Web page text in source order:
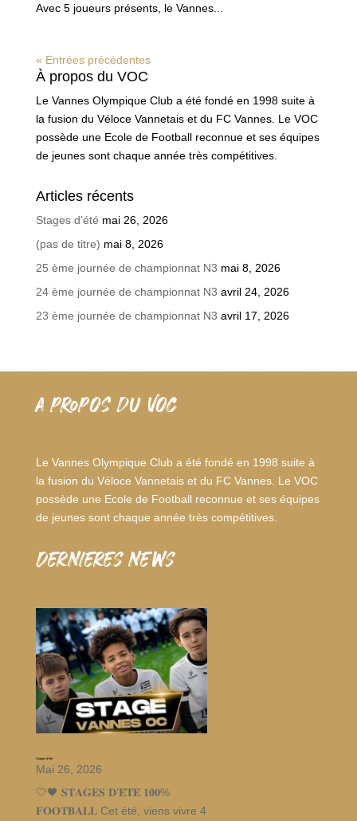
Avec 5 joueurs présents, le Vannes...
« Entrées précédentes
À propos du VOC
Le Vannes Olympique Club a été fondé en 1998 suite à
la fusion du Véloce Vannetais et du FC Vannes. Le VOC
possède une Ecole de Football reconnue et ses équipes
de jeunes sont chaque année très compétitives.
Articles récents
Stages d’été mai 26, 2026
(pas de titre) mai 8, 2026
25 ème journée de championnat N3 mai 8, 2026
24 ème journée de championnat N3 avril 24, 2026
23 ème journée de championnat N3 avril 17, 2026
A PROPOS DU VOC
Le Vannes Olympique Club a été fondé en 1998 suite à
la fusion du Véloce Vannetais et du FC Vannes. Le VOC
possède une Ecole de Football reconnue et ses équipes
de jeunes sont chaque année très compétitives.
dernieres news
Stages d’été
Mai 26, 2026
🤍🖤 𝐒𝐓𝐀𝐆𝐄𝐒 𝐃’𝐄́𝐓𝐄́ 𝟏𝟎𝟎%
𝐅𝐎𝐎𝐓𝐁𝐀𝐋𝐋 Cet été, viens vivre 4